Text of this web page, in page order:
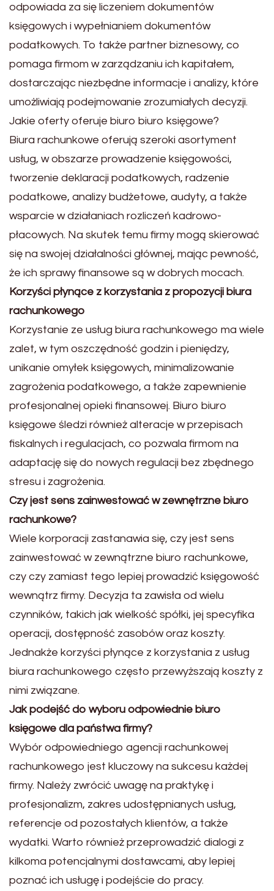
odpowiada za się liczeniem dokumentów
księgowych i wypełnianiem dokumentów
podatkowych. To także partner biznesowy, co
pomaga firmom w zarządzaniu ich kapitałem,
dostarczając niezbędne informacje i analizy, które
umożliwiają podejmowanie zrozumiałych decyzji.
Jakie oferty oferuje biuro biuro księgowe?
Biura rachunkowe oferują szeroki asortyment
usług, w obszarze prowadzenie księgowości,
tworzenie deklaracji podatkowych, radzenie
podatkowe, analizy budżetowe, audyty, a także
wsparcie w działaniach rozliczeń kadrowo-
płacowych. Na skutek temu firmy mogą skierować
się na swojej działalności głównej, mając pewność,
że ich sprawy finansowe są w dobrych mocach.
Korzyści płynące z korzystania z propozycji biura
rachunkowego
Korzystanie ze usług biura rachunkowego ma wiele
zalet, w tym oszczędność godzin i pieniędzy,
unikanie omyłek księgowych, minimalizowanie
zagrożenia podatkowego, a także zapewnienie
profesjonalnej opieki finansowej. Biuro biuro
księgowe śledzi również alteracje w przepisach
fiskalnych i regulacjach, co pozwala firmom na
adaptację się do nowych regulacji bez zbędnego
stresu i zagrożenia.
Czy jest sens zainwestować w zewnętrzne biuro
rachunkowe?
Wiele korporacji zastanawia się, czy jest sens
zainwestować w zewnątrzne biuro rachunkowe,
czy czy zamiast tego lepiej prowadzić księgowość
wewnątrz firmy. Decyzja ta zawisła od wielu
czynników, takich jak wielkość spółki, jej specyfika
operacji, dostępność zasobów oraz koszty.
Jednakże korzyści płynące z korzystania z usług
biura rachunkowego często przewyższają koszty z
nimi związane.
Jak podejść do wyboru odpowiednie biuro
księgowe dla państwa firmy?
Wybór odpowiedniego agencji rachunkowej
rachunkowego jest kluczowy na sukcesu każdej
firmy. Należy zwrócić uwagę na praktykę i
profesjonalizm, zakres udostępnianych usług,
referencje od pozostałych klientów, a także
wydatki. Warto również przeprowadzić dialogi z
kilkoma potencjalnymi dostawcami, aby lepiej
poznać ich usługę i podejście do pracy.